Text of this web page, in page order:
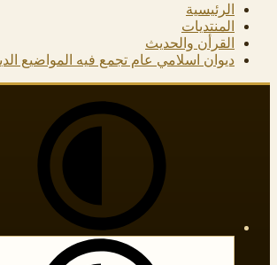
الرئيسية
المنتديات
القرأن والحديث
ديوان اسلامي عام تجمع فيه المواضيع